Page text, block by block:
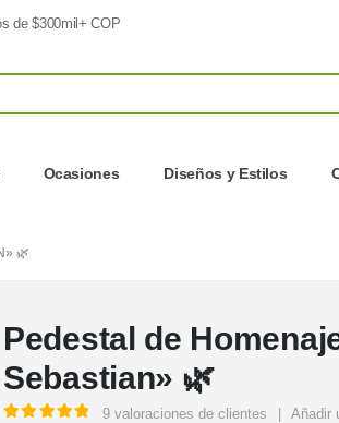
de $300mil+ COP
Ocasiones Diseños y Estilos
🌿
Pedestal de
Sebastian» 🌿
9 valoraciones de clientes Añadir